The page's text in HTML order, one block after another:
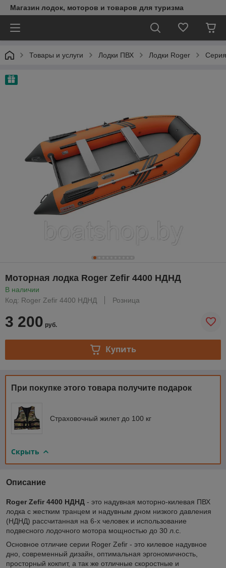
Магазин лодок, моторов и товаров для туризма
Товары и услуги Лодки ПВХ Лодки Roger
Моторная лодка Roger Zefir 4400 НДНД
В наличии
Код: Roger Zefir 4400 НДНД
Розница
3 200 руб.
Купить
При покупке этого товара получите подарок
Страховочный жилет до 100 кг
Скрыть
Описание
Roger Zefir 4400 НДНД - это надувная моторно-килевая ПВХ
лодка c жестким транцем и надувным дном низкого давления
(НДНД) рассчитанная на 6-х человек и использование
подвесного лодочного мотора мощностью до 30 л.с.
Основное отличие серии Roger Zefir - это килевое надувное
дно, современный дизайн, оптимальная эргономичность,
просторный кокпит, а так же отличные скоростные и